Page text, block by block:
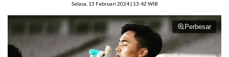
Selasa, 13 Februari 2024 | 13:42 WIB
Perbesar